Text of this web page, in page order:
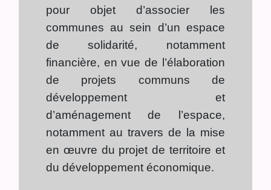
pour objet d’associer les
communes au sein d’un espace
de solidarité, notamment
financière, en vue de l’élaboration
de projets communs de
développement et
d’aménagement de l’espace,
notamment au travers de la mise
en œuvre du projet de territoire et
du développement économique.